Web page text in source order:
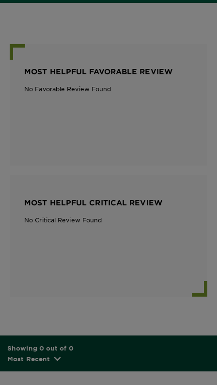
MOST HELPFUL FAVORABLE REVIEW
No Favorable Review Found
MOST HELPFUL CRITICAL REVIEW
No Critical Review Found
Showing 0 out of 0
Most Recent